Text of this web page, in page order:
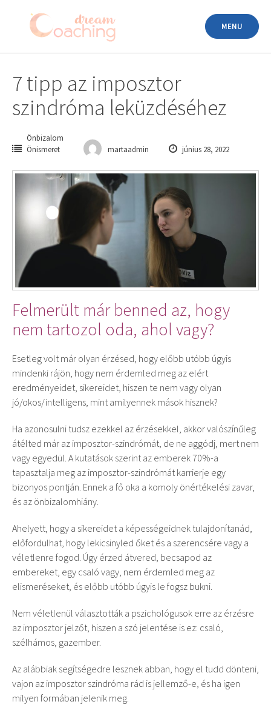
MENU
7 tipp az imposztor
szindróma leküzdéséhez
Önbizalom
Önismeret
martaadmin június 28, 2022
Felmerült már benned az, hogy
nem tartozol oda, ahol vagy?
Esetleg volt már olyan érzésed, hogy előbb utóbb úgyis
mindenki rájön, hogy nem érdemled meg az elért
eredményeidet, sikereidet, hiszen te nem vagy olyan
jó/okos/intelligens, mint amilyennek mások hisznek?
Ha azonosulni tudsz ezekkel az érzésekkel, akkor valószínűleg
átélted már az imposztor-szindrómát, de ne aggódj, mert nem
vagy egyedül. A kutatások szerint az emberek 70%-a
tapasztalja meg az imposztor-szindrómát karrierje egy
bizonyos pontján. Ennek a fő oka a komoly önértékelési zavar,
és az önbizalomhiány.
Ahelyett, hogy a sikereidet a képességeidnek tulajdonítanád,
előfordulhat, hogy lekicsinyled őket és a szerencsére vagy a
véletlenre fogod. Úgy érzed átvered, becsapod az
embereket, egy csaló vagy, nem érdemled meg az
elismeréseket, és előbb utóbb úgyis le fogsz bukni.
Nem véletlenül választották a pszichológusok erre az érzésre
az imposztor jelzőt, hiszen a szó jelentése is ez: csaló,
szélhámos, gazember.
Az alábbiak segítségedre lesznek abban, hogy el tudd dönteni,
vajon az imposztor szindróma rád is jellemző-e, és ha igen
milyen formában jelenik meg.